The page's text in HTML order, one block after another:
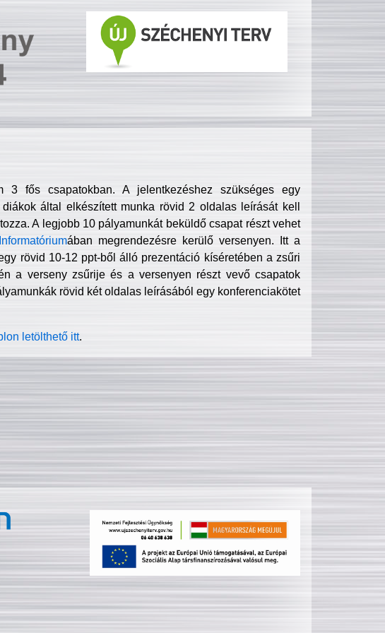
3 fős csapatokban. A jelentkezéshez szükséges egy
által elkészített munka rövid 2 oldalas leírását kell
A legjobb 10 pályamunkát beküldő csapat részt vehet
ában megrendezésre kerülő versenyen. Itt a
rövid 10-12 ppt-ből álló prezentáció kíséretében a zsűri
a verseny zsűrije és a versenyen részt vevő csapatok
rövid két oldalas leírásából egy konferenciakötet
letölthető itt.